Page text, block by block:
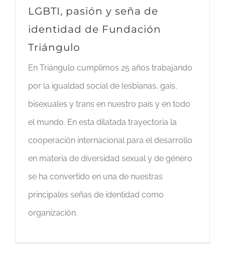
LGBTI, pasión y seña de
identidad de Fundación
Triángulo
En Triángulo cumplimos 25 años trabajando
por la igualdad social de lesbianas, gais,
bisexuales y trans en nuestro país y en todo
el mundo. En esta dilatada trayectoria la
cooperación internacional para el desarrollo
en materia de diversidad sexual y de género
se ha convertido en una de nuestras
principales señas de identidad como
organización.